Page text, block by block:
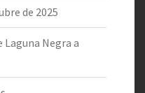
de 2025
Laguna Negra a